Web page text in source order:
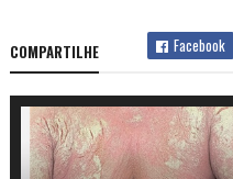
COMPARTILHE Facebook